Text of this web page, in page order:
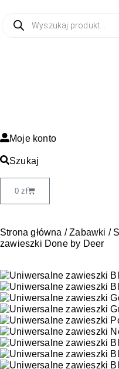
Moje konto
Szukaj
0zł
Strona główna /Zabawki /
zawieszki Done by Deer